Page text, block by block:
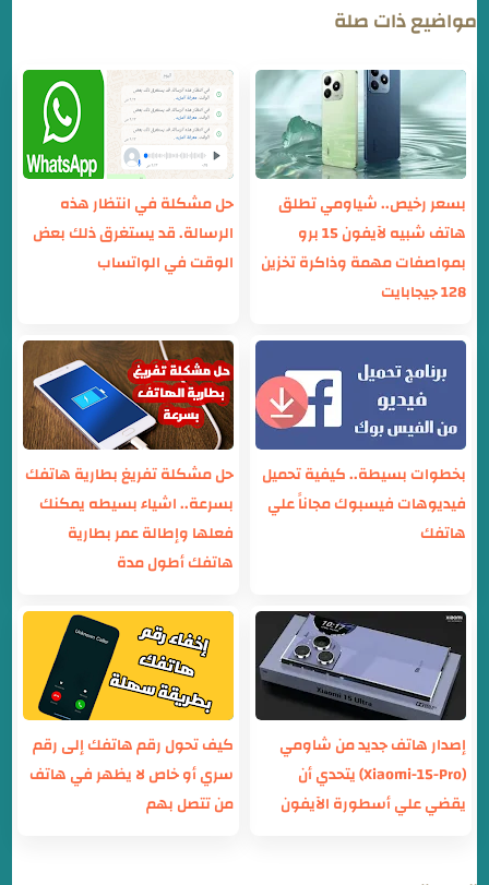
مواضيع ذات صلة
بسعر رخيص.. شياومي تطلق
هاتف شبيه لآيفون 15 برو
بمواصفات مهمة وذاكرة تخزين
128 جيجابايت
حل مشكلة في انتظار هذه
الرسالة. قد يستغرق ذلك بعض
الوقت في الواتساب
بخطوات بسيطة.. كيفية تحميل
فيديوهات فيسبوك مجاناً علي
هاتفك
حل مشكلة تفريغ بطارية هاتفك
بسرعة.. اشياء بسيطه يمكنك
فعلها وإطالة عمر بطارية
هاتفك أطول مدة
إصدار هاتف جديد من شاومي
(Xiaomi-15-Pro) يتحدي أن
يقضي علي أسطورة الآيفون
كيف تحول رقم هاتفك إلى رقم
سري أو خاص لا يظهر في هاتف
من تتصل بهم